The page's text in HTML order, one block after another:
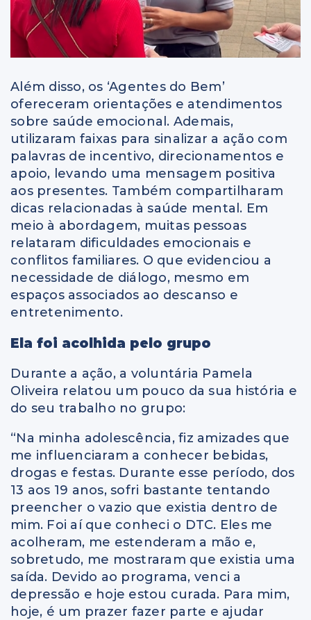
Além disso, os ‘Agentes do Bem’
ofereceram orientações e atendimentos
sobre saúde emocional. Ademais,
utilizaram faixas para sinalizar a ação com
palavras de incentivo, direcionamentos e
apoio, levando uma mensagem positiva
aos presentes. Também compartilharam
dicas relacionadas à saúde mental. Em
meio à abordagem, muitas pessoas
relataram dificuldades emocionais e
conflitos familiares. O que evidenciou a
necessidade de diálogo, mesmo em
espaços associados ao descanso e
entretenimento.
Ela foi acolhida pelo grupo
Durante a ação, a voluntária Pamela
Oliveira relatou um pouco da sua história e
do seu trabalho no grupo:
“Na minha adolescência, fiz amizades que
me influenciaram a conhecer bebidas,
drogas e festas. Durante esse período, dos
13 aos 19 anos, sofri bastante tentando
preencher o vazio que existia dentro de
mim. Foi aí que conheci o DTC. Eles me
acolheram, me estenderam a mão e,
sobretudo, me mostraram que existia uma
saída. Devido ao programa, venci a
depressão e hoje estou curada. Para mim,
hoje, é um prazer fazer parte e ajudar